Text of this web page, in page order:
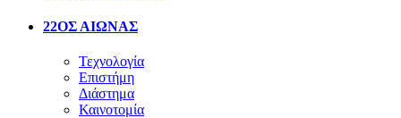
22ΟΣ ΑΙΩΝΑΣ
Τεχνολογία
Επιστήμη
Διάστημα
Καινοτομία